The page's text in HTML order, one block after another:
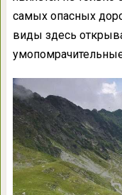
самых опасных
виды здесь